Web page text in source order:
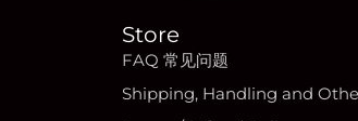
Store
FAQ 常见问题
Shipping, Handling and